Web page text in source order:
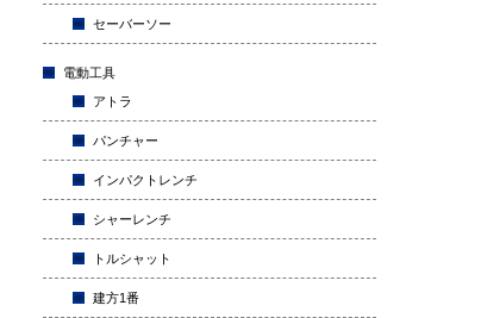
セーバーソー
電動工具
アトラ
パンチャー
インパクトレンチ
シャーレンチ
トルシャット
建方1番